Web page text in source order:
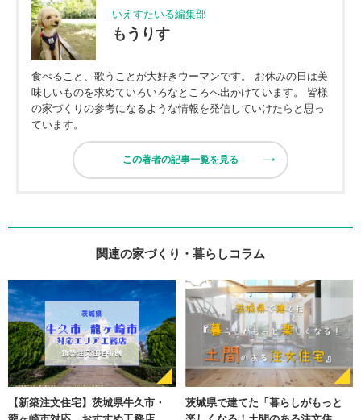
いえすたいる編集部
もうりす
食べること、歌うことが大好きウーマンです。 お休みの日は美
味しいものを求めていろいろなところへ出かけています。 皆様
の家づくりの参考になるような情報を発信していけたらと思っ
ています。
この著者の記事一覧を見る
関連の家づくり・暮らしコラム
【新築注文住宅】茨城県牛久市・
茨城県で建てた「暮らしがもっと